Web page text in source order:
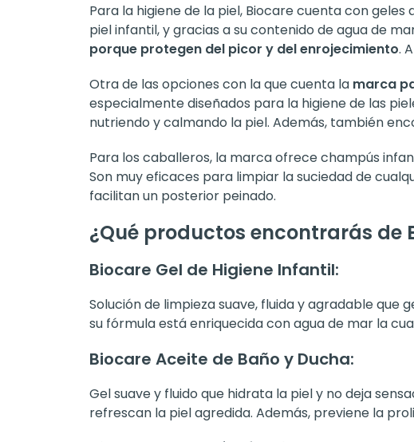
Para la higiene de la piel, Biocare cuenta con
piel infantil, y gracias a su contenido de agua de
porque protegen del picor y del enrojecimiento.
Otra de las opciones con la que cuenta la marca
especialmente diseñados para la higiene de las
nutriendo y calmando la piel. Además, también
Para los caballeros, la marca ofrece champús
Son muy eficaces para limpiar la suciedad de
facilitan un posterior peinado.
¿Qué productos encontrarás de
Biocare Gel de Higiene Infantil:
Solución de limpieza suave, fluida y agradable que
su fórmula está enriquecida con agua de mar la
Biocare Aceite de Baño y Ducha:
Gel suave y fluido que hidrata la piel y no deja
refrescan la piel agredida. Además, previene la